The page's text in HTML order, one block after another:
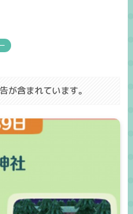
が含まれています。